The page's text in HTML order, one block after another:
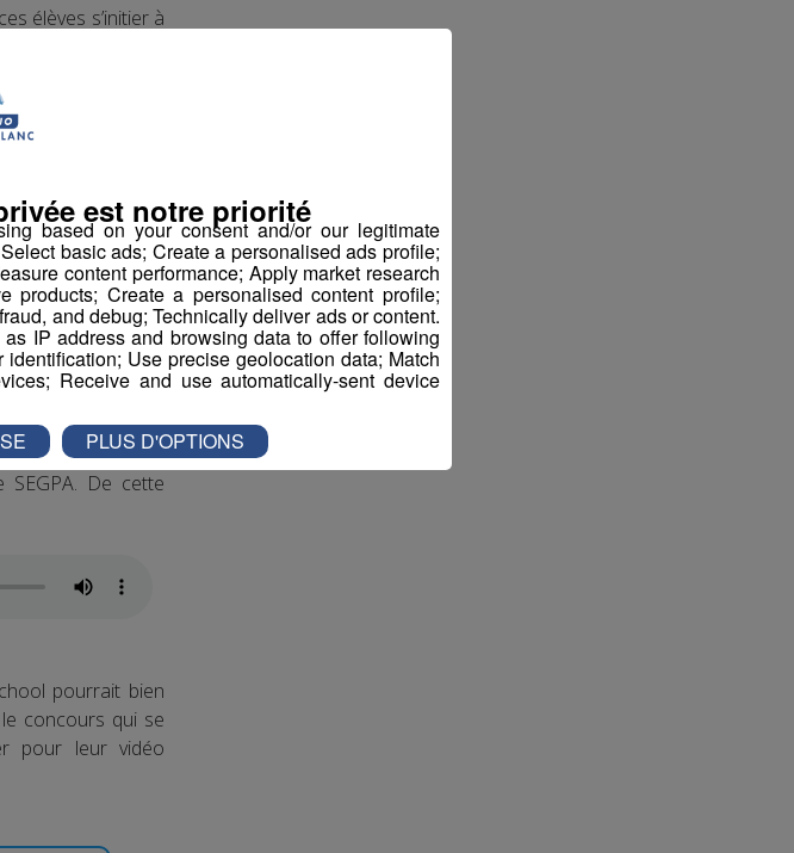
élèves s’initier à
de cela, cette
pour
dans les
De cette
pourrait bien
concours qui se
pour leur vidéo
based on your consent and/or our legitimate
basic ads; Create a personalised ads profile;
content performance; Apply market research
products; Create a personalised content profile;
and debug; Technically deliver ads or content.
IP address and browsing data to offer following
Use precise geolocation data; Match
Receive and use automatically-sent device
est notre priorité
PLUS D'OPTIONS